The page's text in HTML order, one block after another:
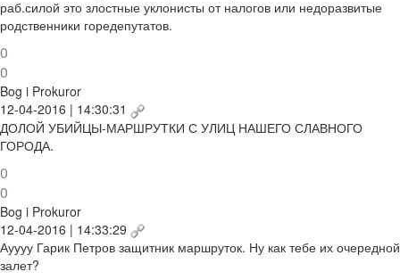
раб.силой это злостные уклонисты от налогов или недоразвитые
родственники горедепутатов.
0
0
Bog i Prokuror
12-04-2016 | 14:30:31
ДОЛОЙ УБИЙЦЫ-МАРШРУТКИ С УЛИЦ НАШЕГО СЛАВНОГО
ГОРОДА.
0
0
Bog i Prokuror
12-04-2016 | 14:33:29
Ауууу Гарик Петров защитник маршруток. Ну как тебе их очередной
залет?